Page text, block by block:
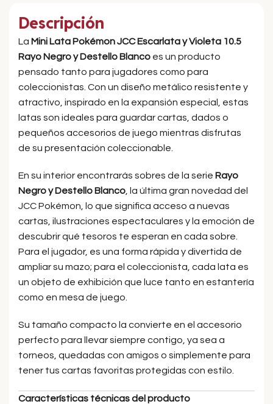
Descripción
La Mini Lata Pokémon JCC Escarlata y Violeta 10.5
Rayo Negro y Destello Blanco es un producto
pensado tanto para jugadores como para
coleccionistas. Con un diseño metálico resistente y
atractivo, inspirado en la expansión especial, estas
latas son ideales para guardar cartas, dados o
pequeños accesorios de juego mientras disfrutas
de su presentación coleccionable.
En su interior encontrarás sobres de la serie Rayo
Negro y Destello Blanco , la última gran novedad del
JCC Pokémon, lo que significa acceso a nuevas
cartas, ilustraciones espectaculares y la emoción de
descubrir qué tesoros te esperan en cada sobre.
Para el jugador, es una forma rápida y divertida de
ampliar su mazo; para el coleccionista, cada lata es
un objeto de exhibición que luce tanto en estantería
como en mesa de juego.
Su tamaño compacto la convierte en el accesorio
perfecto para llevar siempre contigo, ya sea a
torneos, quedadas con amigos o simplemente para
tener tus cartas favoritas protegidas con estilo.
Características técnicas del producto